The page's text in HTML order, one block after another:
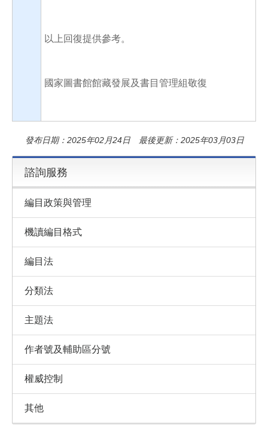
以上回復提供參考。
國家圖書館館藏發展及書目管理組敬復
發布日期：2025年02月24日 最後更新：2025年03月03日
諮詢服務
編目政策與管理
機讀編目格式
編目法
分類法
主題法
作者號及輔助區分號
權威控制
其他